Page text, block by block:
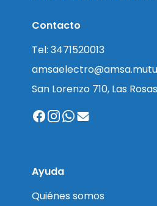
Contacto
Tel: 3471520013
San Lorenzo 710, Las Rosas
Ayuda
Quiénes somos